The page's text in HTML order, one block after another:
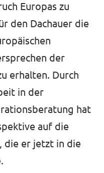
Europas zu
den Dachauer die
der
erhalten. Durch
in der
hat
auf die
die er jetzt in die